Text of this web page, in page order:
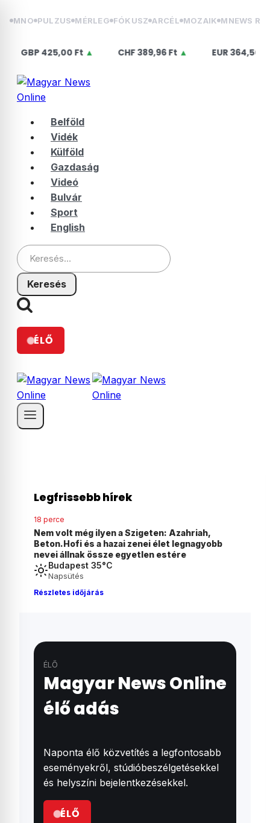
MNO PULZUS MÉRLEG FÓKUSZ ARCÉL MOZAIK MNEWS
Ft▲ CHF389,96 Ft▲ EUR364,50 Ft▲
Belföld
Vidék
Külföld
Gazdaság
Videó
Bulvár
Sport
English
Keresés:
ÉLŐ
Legfrissebb hírek
25 perce
Vizes Eb: Betlehem Dávid megszerezte
Magyarország első aranyérmét Párizsban
Budapest 35°C
Napsütés
Részletes időjárás
ÉLŐ
Magyar News Online
élő adás
Naponta élő közvetítés a legfontosabb
eseményekről, stúdióbeszélgetésekkel
és helyszíni bejelentkezésekkel.
ÉLŐ